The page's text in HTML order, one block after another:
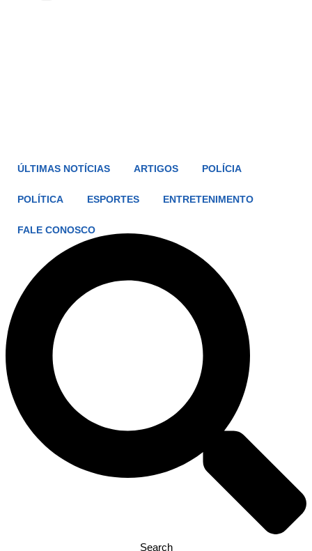
ÚLTIMAS NOTÍCIAS ARTIGOS POLÍCIA
POLÍTICA ESPORTES ENTRETENIMENTO
FALE CONOSCO
Search